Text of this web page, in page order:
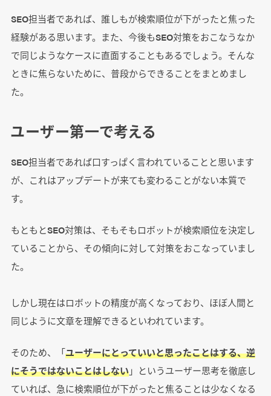
SEO担当者であれば、誰しもが検索順位が下がったと焦った
経験がある思います。また、今後もSEO対策をおこなうなか
で同じようなケースに直面することもあるでしょう。そんな
ときに焦らないために、普段からできることをまとめまし
た。
ユーザー第一で考える
SEO担当者であれば口すっぱく言われていることと思います
が、これはアップデートが来ても変わることがない本質で
す。
もともとSEO対策は、そもそもロボットが検索順位を決定し
ていることから、その傾向に対して対策をおこなっていまし
た。
しかし現在はロボットの精度が高くなっており、ほぼ人間と
同じように文章を理解できるといわれています。
そのため、「ユーザーにとっていいと思ったことはする、逆
にそうではないことはしない」というユーザー思考を徹底し
ていれば、急に検索順位が下がったと焦ることは少なくなる